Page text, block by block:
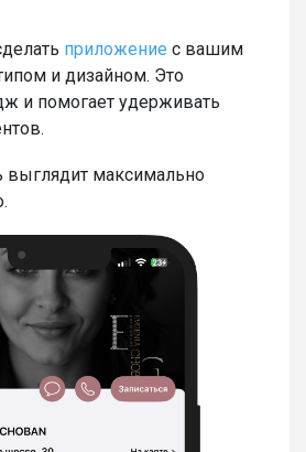
приложение с вашим
и дизайном. Это
и помогает удерживать
выглядит максимально